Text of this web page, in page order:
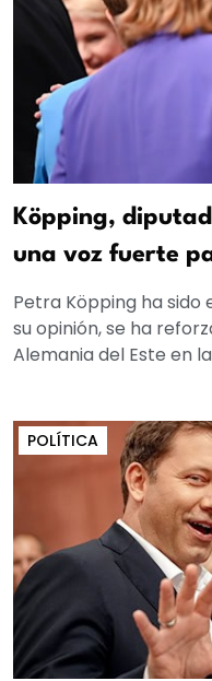
Köpping,
una voz fuerte
Petra Köpping ha sido
su opinión, se ha
Alemania del Este en
POLÍTICA